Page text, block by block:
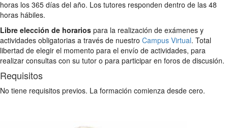
horas los 365 días del año. Los tutores responden dentro de las 48
horas hábiles.
Libre elección de horarios para la realización de exámenes y
actividades obligatorias a través de nuestro Campus Virtual. Total
libertad de elegir el momento para el envío de actividades, para
realizar consultas con su tutor o para participar en foros de discusión.
Requisitos
No tiene requisitos previos. La formación comienza desde cero.